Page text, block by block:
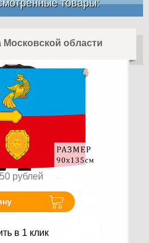
товары:
Московской области
рублей
в 1 клик